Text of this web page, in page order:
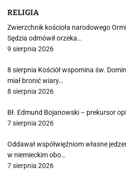
RELIGIA
Zwierzchnik kościoła narodowego
Sędzia odmówił orzeka…
9 sierpnia 2026
8 sierpnia Kościół wspomina św.
miał bronić wiary…
8 sierpnia 2026
Bł. Edmund Bojanowski – prekursor
7 sierpnia 2026
Oddawał współwięźniom własne
w niemieckim obo…
7 sierpnia 2026